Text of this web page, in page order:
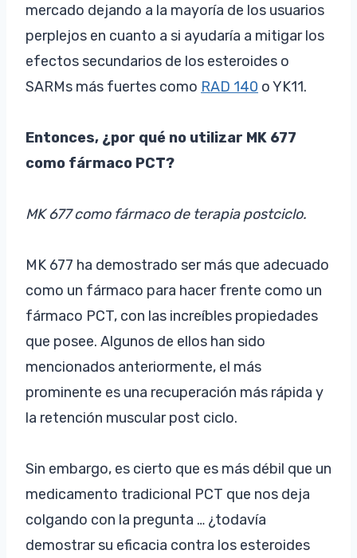
mercado dejando a la mayoría de los usuarios
perplejos en cuanto a si ayudaría a mitigar los
efectos secundarios de los esteroides o
SARMs más fuertes como RAD 140 o YK11.
Entonces, ¿por qué no utilizar MK 677
como fármaco PCT?
MK 677 como fármaco de terapia postciclo.
MK 677 ha demostrado ser más que adecuado
como un fármaco para hacer frente como un
fármaco PCT, con las increíbles propiedades
que posee. Algunos de ellos han sido
mencionados anteriormente, el más
prominente es una recuperación más rápida y
la retención muscular post ciclo.
Sin embargo, es cierto que es más débil que un
medicamento tradicional PCT que nos deja
colgando con la pregunta … ¿todavía
demostrar su eficacia contra los esteroides